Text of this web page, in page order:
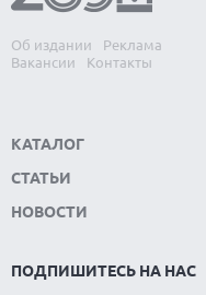
Об издании
Реклама
Вакансии
Контакты
КАТАЛОГ
СТАТЬИ
НОВОСТИ
ПОДПИШИТЕСЬ НА НАС